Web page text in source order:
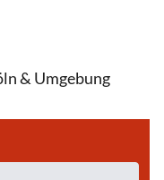
& Umgebung